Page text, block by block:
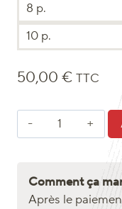
8 p.
10 p.
50,00 € TTC
quantité
de
Comment ça
Après le